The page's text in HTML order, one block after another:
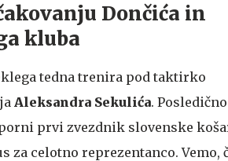
Dončića in
kluba
tedna trenira pod taktirko
Aleksandra Sekulića.
prvi zvezdnik slovenske
za celotno reprezentanco. Vemo,